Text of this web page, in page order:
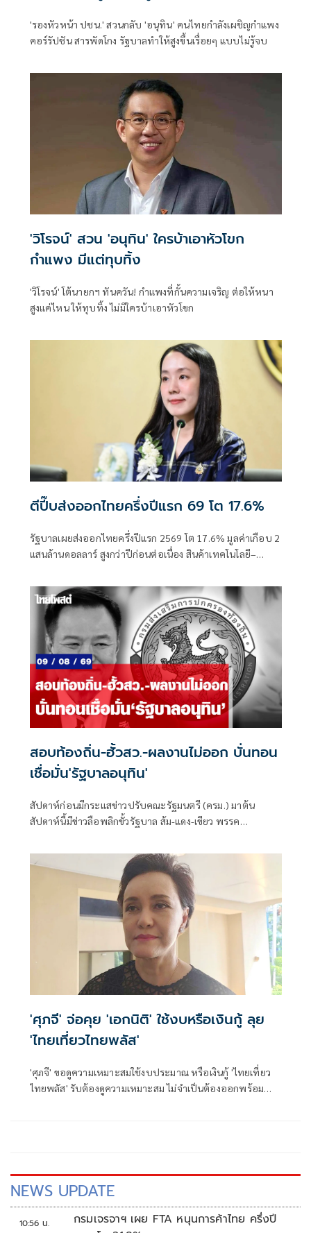
'รองหัวหน้า ปชน.' สวนกลับ 'อนุทิน' คนไทยกำลังเผชิญกำแพง
คอร์รัปชัน สารพัดโกง รัฐบาลทำให้สูงขึ้นเรื่อยๆ แบบไม่รู้จบ
'วิโรจน์' สวน 'อนุทิน' ใครบ้าเอาหัวโขก
กำแพง มีแต่ทุบทิ้ง
'วิโรจน์' โต้นายกฯ ทันควัน! กำแพงที่กั้นความเจริญ ต่อให้หนา
สูงแค่ไหน ให้ทุบทิ้ง ไม่มีใครบ้าเอาหัวโขก
ตีปี๊บส่งออกไทยครึ่งปีแรก 69 โต 17.6%
รัฐบาลเผยส่งออกไทยครึ่งปีแรก 2569 โต 17.6% มูลค่าเกือบ 2
แสนล้านดอลลาร์ สูงกว่าปีก่อนต่อเนื่อง สินค้าเทคโนโลยี–
สอบท้องถิ่น-ฮั้วสว.-ผลงานไม่ออก บั่นทอน
เชื่อมั่น'รัฐบาลอนุทิน'
สัปดาห์ก่อนมีกระแสข่าวปรับคณะรัฐมนตรี (ครม.) มาต้น
สัปดาห์นี้มีข่าวลือพลิกขั้วรัฐบาล ส้ม-แดง-เขียว พรรค
'ศุภจี' จ่อคุย 'เอกนิติ' ใช้งบหรือเงินกู้ ลุย
'ไทยเที่ยวไทยพลัส'
'ศุภจี' ขอดูความเหมาะสมใช้งบประมาณ หรือเงินกู้ 'ไทยเที่ยว
ไทยพลัส' รับต้องดูความเหมาะสม ไม่จำเป็นต้องออกพร้อม
NEWS UPDATE
10:56 น.
กรมเจรจาฯ เผย FTA หนุนการค้าไทย ครึ่งปี